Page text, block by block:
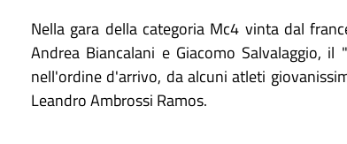
Nella gara della categoria Mc4 vinta dal
Andrea Biancalani e Giacomo Salvalaggio,
nell'ordine d'arrivo, da alcuni atleti
Leandro Ambrossi Ramos.